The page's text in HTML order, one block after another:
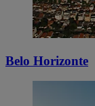
Belo Horizonte